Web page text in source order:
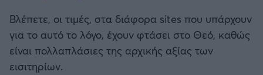
Βλέπετε, οι τιμές, στα διάφορα sites που υπάρχουν
για το αυτό το λόγο, έχουν φτάσει στο Θεό, καθώς
είναι πολλαπλάσιες της αρχικής αξίας των
εισιτηρίων.